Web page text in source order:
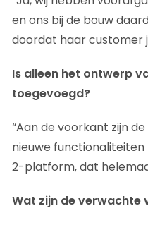
en ons bij de bouw
doordat haar customer
Is alleen het ontwerp
toegevoegd?
“Aan de voorkant zijn
nieuwe
2-platform, dat
Wat zijn de verwachte